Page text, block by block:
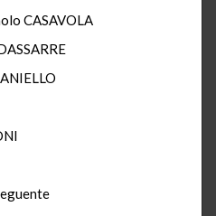
CASAVOLA